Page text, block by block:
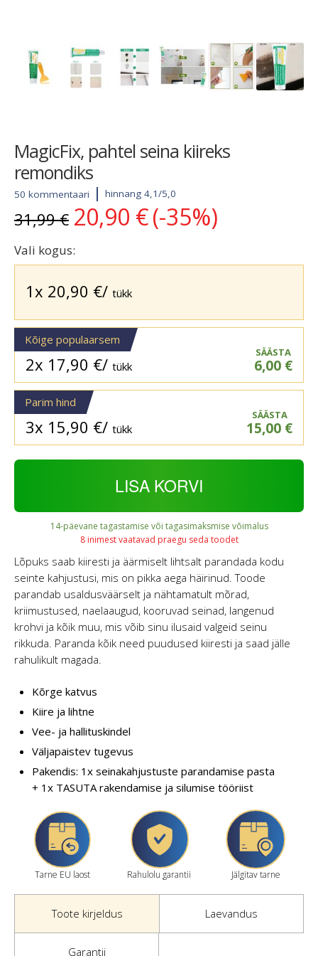
MagicFix, pahtel seina kiireks
remondiks
50 kommentaari hinnang 4,1/5,0
31,99€ Algne
hind
oli:
31,99 €.
20,90 € Current
price
20,90 €.
(-35%)
Vali kogus:
1x 20,90 €/ tükk
Kõige populaarsem
2x 17,90 €/ tükk
SÄÄSTA
6,00 €
Parim hind
3x 15,90 €/ tükk
SÄÄSTA
15,00 €
LISA KORVI
14-päevane tagastamise või tagasimaksmise võimalus
8 inimest vaatavad praegu seda toodet
Lõpuks saab kiiresti ja äärmiselt lihtsalt parandada kodu
seinte kahjustusi, mis on pikka aega häirinud. Toode
parandab usaldusväärselt ja nähtamatult mõrad,
kriimustused, naelaaugud, kooruvad seinad, langenud
krohvi ja kõik muu, mis võib sinu ilusaid valgeid seinu
rikkuda. Paranda kõik need puudused kiiresti ja saad jälle
rahulikult magada.
Kõrge katvus
Kiire ja lihtne
Vee- ja hallituskindel
Väljapaistev tugevus
Pakendis: 1x seinakahjustuste parandamise pasta
+ 1x TASUTA rakendamise ja silumise tööriist
Tarne EU laost Rahulolu garantii Jälgitav tarne
Toote kirjeldus Laevandus
Garantii